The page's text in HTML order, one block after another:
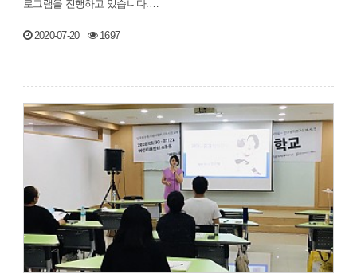
로그램을 진행하고 있습니다.…
2020-07-20 1697